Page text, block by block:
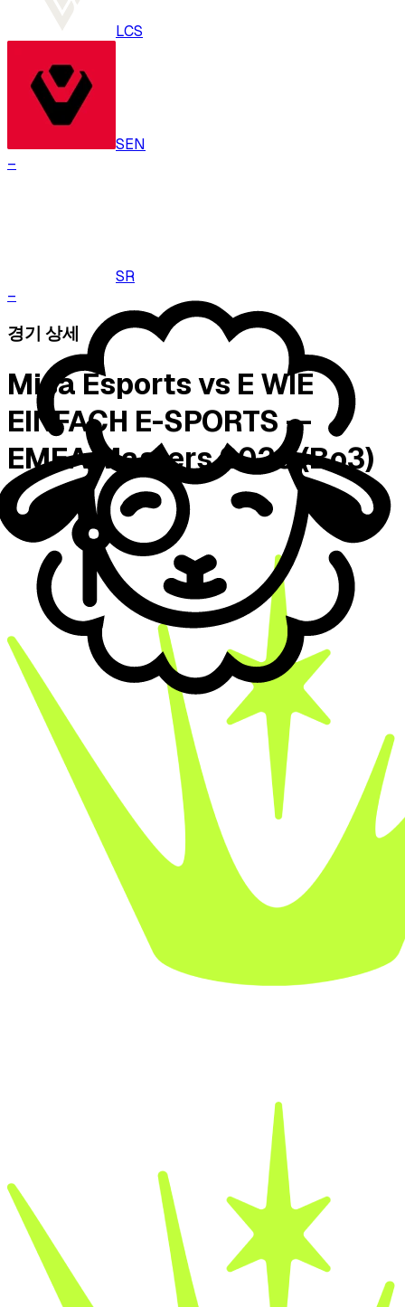
LCS
SEN
–
SR
–
경기 상세
Misa Esports vs E WIE
EINFACH E-SPORTS —
EMEA Masters 2026 (Bo3)